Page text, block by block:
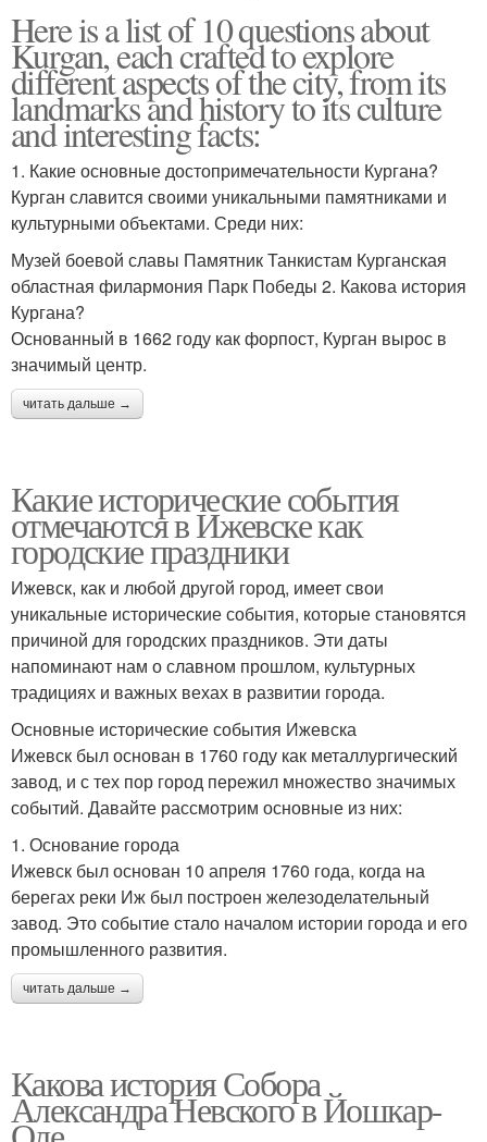
Here is a list of 10 questions about
Kurgan, each crafted to explore
different aspects of the city, from its
landmarks and history to its culture
and interesting facts:
1. Какие основные достопримечательности Кургана?
Курган славится своими уникальными памятниками и
культурными объектами. Среди них:
Музей боевой славы Памятник Танкистам Курганская
областная филармония Парк Победы 2. Какова история
Кургана?
Основанный в 1662 году как форпост, Курган вырос в
значимый центр.
читать дальше →
Какие исторические события
отмечаются в Ижевске как
городские праздники
Ижевск, как и любой другой город, имеет свои
уникальные исторические события, которые становятся
причиной для городских праздников. Эти даты
напоминают нам о славном прошлом, культурных
традициях и важных вехах в развитии города.
Основные исторические события Ижевска
Ижевск был основан в 1760 году как металлургический
завод, и с тех пор город пережил множество значимых
событий. Давайте рассмотрим основные из них:
1. Основание города
Ижевск был основан 10 апреля 1760 года, когда на
берегах реки Иж был построен железоделательный
завод. Это событие стало началом истории города и его
промышленного развития.
читать дальше →
Какова история Собора
Александра Невского в Йошкар-